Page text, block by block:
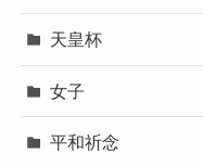
天皇杯
女子
平和祈念